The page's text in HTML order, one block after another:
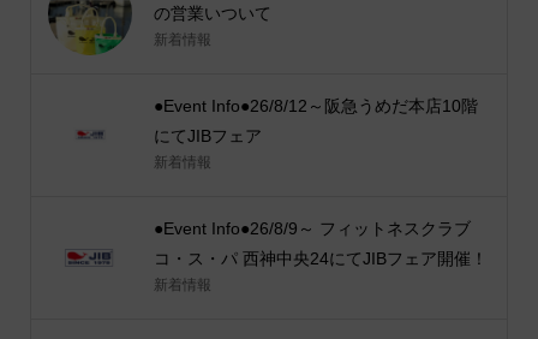
の営業いついて
新着情報
●Event Info●26/8/12～阪急うめだ本店10階
にてJIBフェア
新着情報
●Event Info●26/8/9～ フィットネスクラブ
コ・ス・パ 西神中央24にてJIBフェア開催！
新着情報